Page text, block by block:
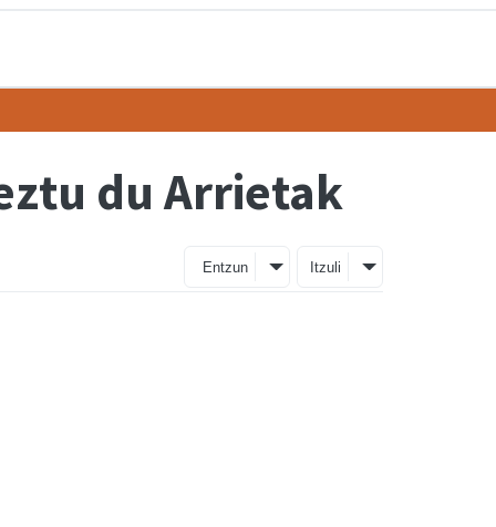
du Arrietak
Entzun Itzuli